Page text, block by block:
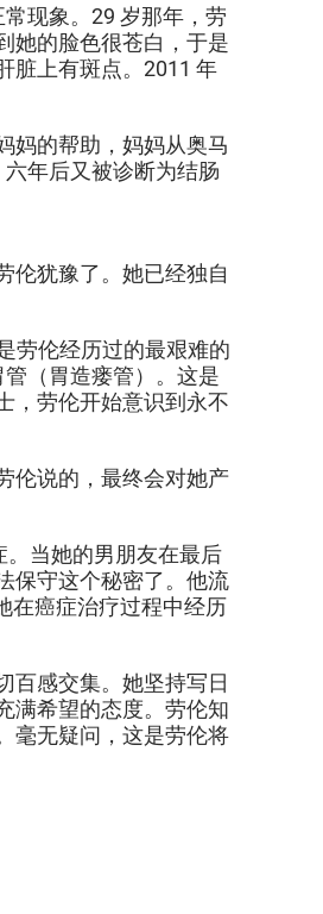
现象。29 岁那年，劳
她的脸色很苍白，于是
脏上有斑点。2011 年
妈的帮助，妈妈从奥马
年后又被诊断为结肠
伦犹豫了。她已经独自
劳伦经历过的最艰难的
（胃造瘘管）。这是
，劳伦开始意识到永不
伦说的，最终会对她产
当她的男朋友在最后
保守这个秘密了。他流
在癌症治疗过程中经历
百感交集。她坚持写日
满希望的态度。劳伦知
毫无疑问，这是劳伦将